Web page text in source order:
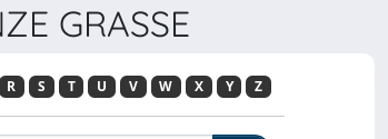
GRASSE
R S T U V W X Y Z